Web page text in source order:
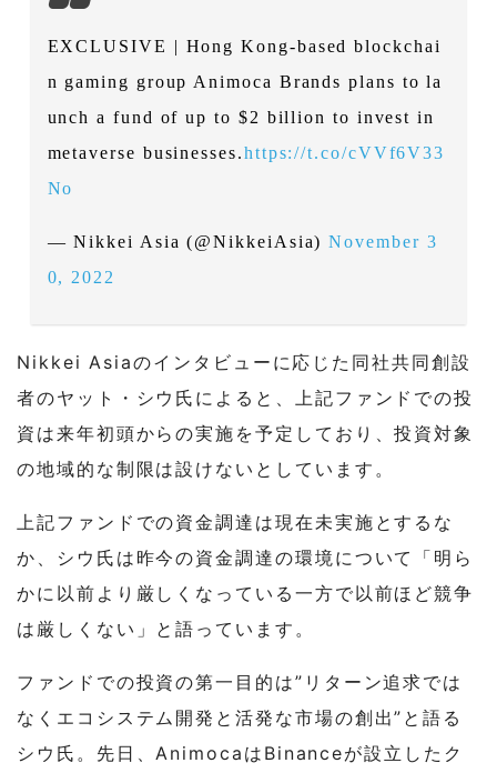
EXCLUSIVE | Hong Kong-based blockchai
n gaming group Animoca Brands plans to la
unch a fund of up to $2 billion to invest in
metaverse businesses.https://t.co/cVVf6V33
No
— Nikkei Asia (@NikkeiAsia)November 3
0, 2022
Nikkei Asiaのインタビューに応じた同社共同創設
者のヤット・シウ氏によると、上記ファンドでの投
資は来年初頭からの実施を予定しており、投資対象
の地域的な制限は設けないとしています。
上記ファンドでの資金調達は現在未実施とするな
か、シウ氏は昨今の資金調達の環境について「明ら
かに以前より厳しくなっている一方で以前ほど競争
は厳しくない」と語っています。
ファンドでの投資の第一目的は”リターン追求では
なくエコシステム開発と活発な市場の創出”と語る
シウ氏。先日、AnimocaはBinanceが設立したク